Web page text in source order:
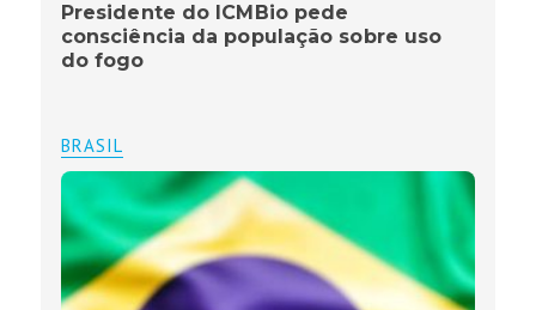
Presidente do ICMBio pede
consciência da população sobre uso
do fogo
BRASIL